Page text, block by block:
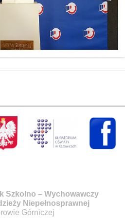
Szkolno – Wychowawczy
Niepełnosprawnej
Górniczej